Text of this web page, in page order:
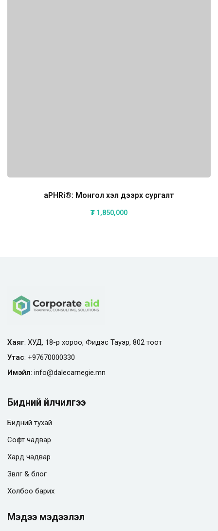
aPHRi®: Монгол хэл дээрх сургалт
₮ 1,850,000
Хаяг: ХУД, 18-р хороо, Фидэс Тауэр, 802 тоот
Утас: +97670000330
Имэйл: info@dalecarnegie.mn
Бидний үйлчилгээ
Бидний тухай
Софт чадвар
Хард чадвар
Зөвлөгөө & блог
Холбоо барих
Мэдээ мэдээлэл